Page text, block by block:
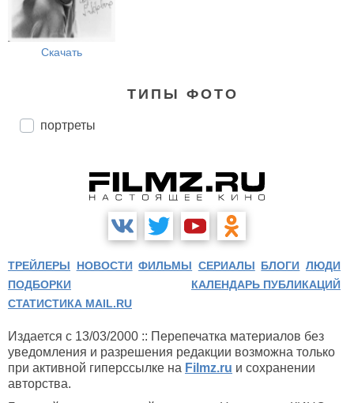
Скачать
ТИПЫ ФОТО
портреты
ТРЕЙЛЕРЫ НОВОСТИ ФИЛЬМЫ СЕРИАЛЫ БЛОГИ ЛЮДИ
ПОДБОРКИ
КАЛЕНДАРЬ ПУБЛИКАЦИЙ
СТАТИСТИКА MAIL.RU
Издается с 13/03/2000 :: Перепечатка материалов без
уведомления и разрешения редакции возможна только
при активной гиперссылке на Filmz.ru и сохранении
авторства.